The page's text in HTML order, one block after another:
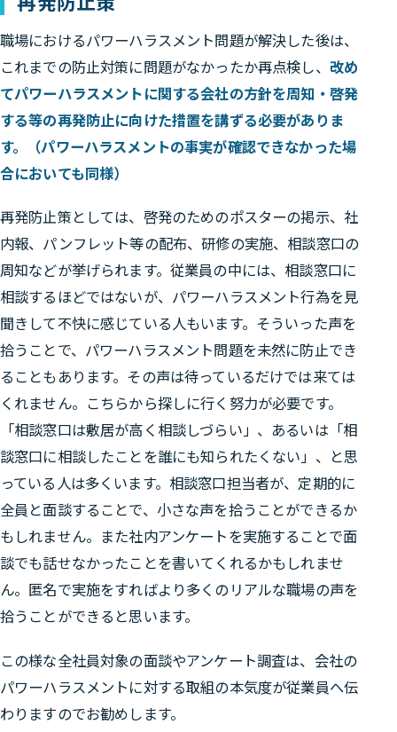
職場におけるパワーハラスメント問題が解決した後は、
これまでの防止対策に問題がなかったか再点検し、 改め
てパワーハラスメントに関する会社の方針を周知・啓発
する等の再発防止に向けた措置を講ずる必要がありま
す。（パワーハラスメントの事実が確認できなかった場
合においても同様）
再発防止策としては、啓発のためのポスターの掲示、社
内報、パンフレット等の配布、研修の実施、相談窓口の
周知などが挙げられます。従業員の中には、相談窓口に
相談するほどではないが、パワーハラスメント行為を見
聞きして不快に感じている人もいます。そういった声を
拾うことで、パワーハラスメント問題を未然に防止でき
ることもあります。その声は待っているだけでは来ては
くれません。こちらから探しに行く努力が必要です。
「相談窓口は敷居が高く相談しづらい」、あるいは「相
談窓口に相談したことを誰にも知られたくない」、と思
っている人は多くいます。相談窓口担当者が、定期的に
全員と面談することで、小さな声を拾うことができるか
もしれません。また社内アンケートを実施することで面
談でも話せなかったことを書いてくれるかもしれませ
ん。匿名で実施をすればより多くのリアルな職場の声を
拾うことができると思います。
この様な全社員対象の面談やアンケート調査は、会社の
パワーハラスメントに対する取組の本気度が従業員へ伝
わりますのでお勧めします。